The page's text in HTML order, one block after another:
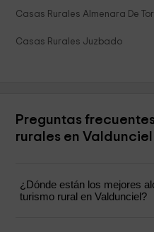
Casas Rurales Almenara De
Casas Rurales Juzbado
Preguntas
rurales en Valdunciel
¿Dónde están los mejores
turismo rural en Valdunciel?